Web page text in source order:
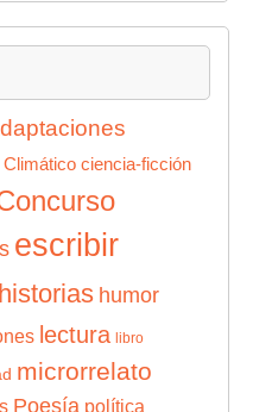
ciencia-ficción
escribir
historias humor
lectura libro
microrrelato
Poesía política